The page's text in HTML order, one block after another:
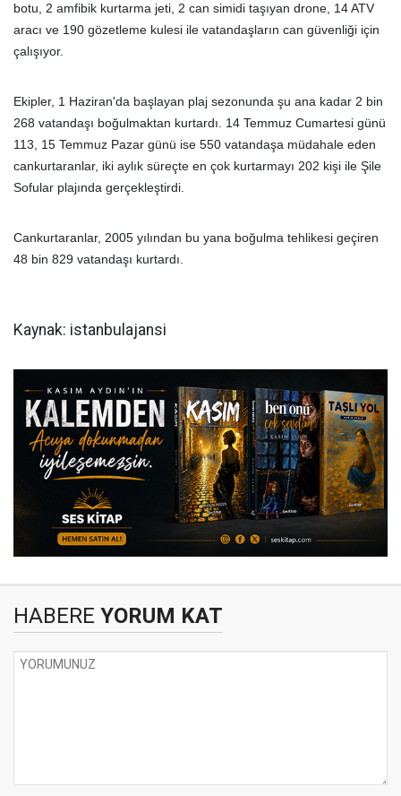
botu, 2 amfibik kurtarma jeti, 2 can simidi taşıyan drone, 14 ATV
aracı ve 190 gözetleme kulesi ile vatandaşların can güvenliği için
çalışıyor.
Ekipler, 1 Haziran'da başlayan plaj sezonunda şu ana kadar 2 bin
268 vatandaşı boğulmaktan kurtardı. 14 Temmuz Cumartesi günü
113, 15 Temmuz Pazar günü ise 550 vatandaşa müdahale eden
cankurtaranlar, iki aylık süreçte en çok kurtarmayı 202 kişi ile Şile
Sofular plajında gerçekleştirdi.
Cankurtaranlar, 2005 yılından bu yana boğulma tehlikesi geçiren
48 bin 829 vatandaşı kurtardı.
Kaynak: istanbulajansi
HABERE YORUM KAT